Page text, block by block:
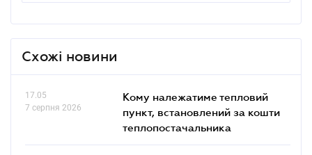
Схожі новини
17.05
7 серпня 2026
Кому належатиме тепловий
пункт, встановлений за кошти
теплопостачальника